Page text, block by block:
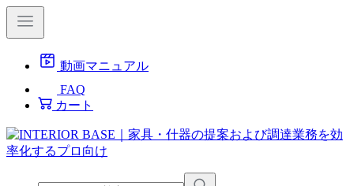
動画マニュアル
FAQ
カート